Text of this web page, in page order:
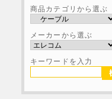
商品カテゴリから選ぶ
メーカーから選ぶ
キーワードを入力